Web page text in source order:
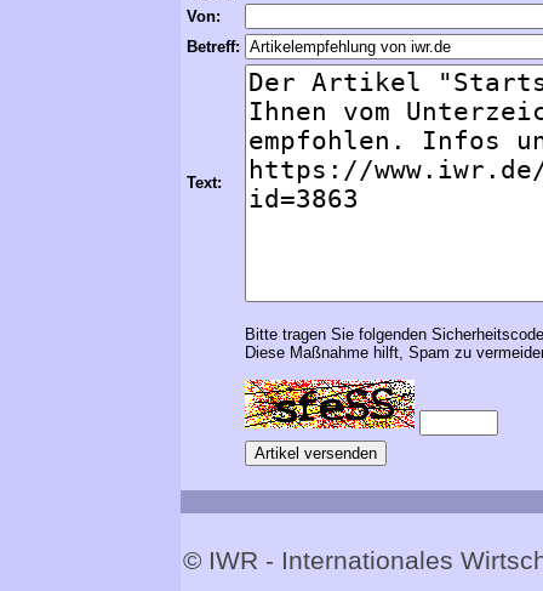
Von:
Betreff:
Text:
Bitte tragen Sie folgenden
Diese Maßnahme hilft, Spam zu
© IWR - Internationales